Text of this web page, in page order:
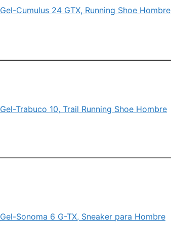
Gel-Cumulus 24 GTX, Running Shoe Hombre
Gel-Trabuco 10, Trail Running Shoe Hombre
Gel-Sonoma 6 G-TX, Sneaker para Hombre